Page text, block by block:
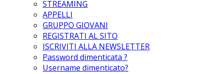
STREAMING
APPELLI
GRUPPO GIOVANI
REGISTRATI AL SITO
ISCRIVITI ALLA NEWSLETTER
Password dimenticata ?
Username dimenticato?